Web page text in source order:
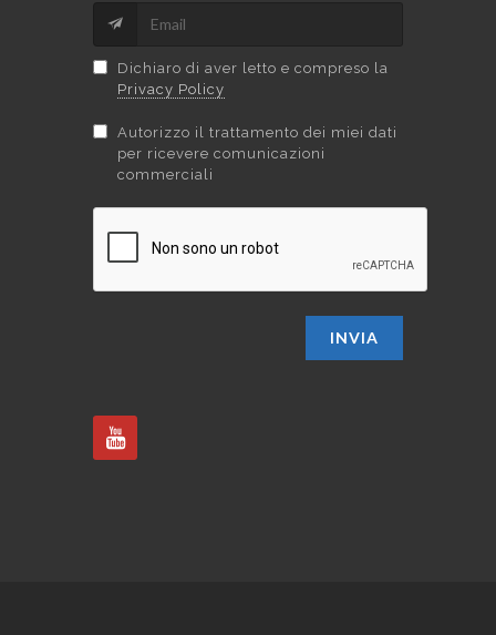
Dichiaro di aver letto e compreso la
Privacy Policy
Autorizzo il trattamento dei miei dati
per ricevere comunicazioni
commerciali
INVIA